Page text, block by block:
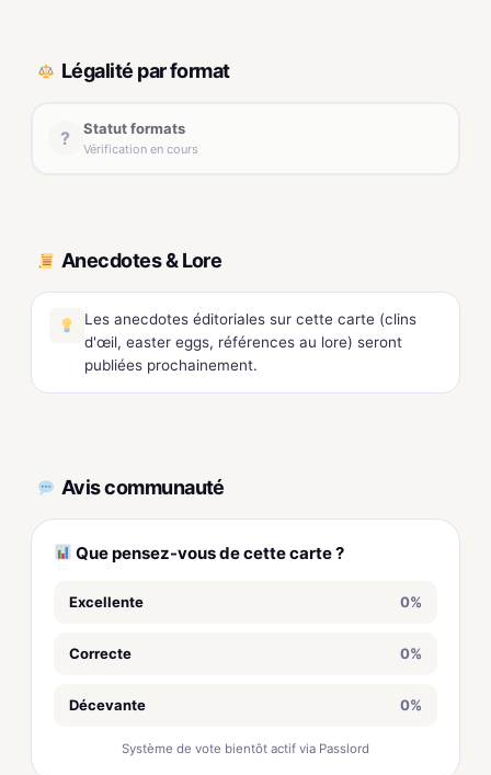
Légalité par format
? Statut formats
Vérification en cours
Anecdotes & Lore
Les anecdotes éditoriales sur cette carte (clins
d'œil, easter eggs, références au lore) seront
publiées prochainement.
Avis communauté
Que pensez-vous de cette carte ?
Excellente 0%
Correcte 0%
Décevante 0%
Système de vote bientôt actif via Passlord